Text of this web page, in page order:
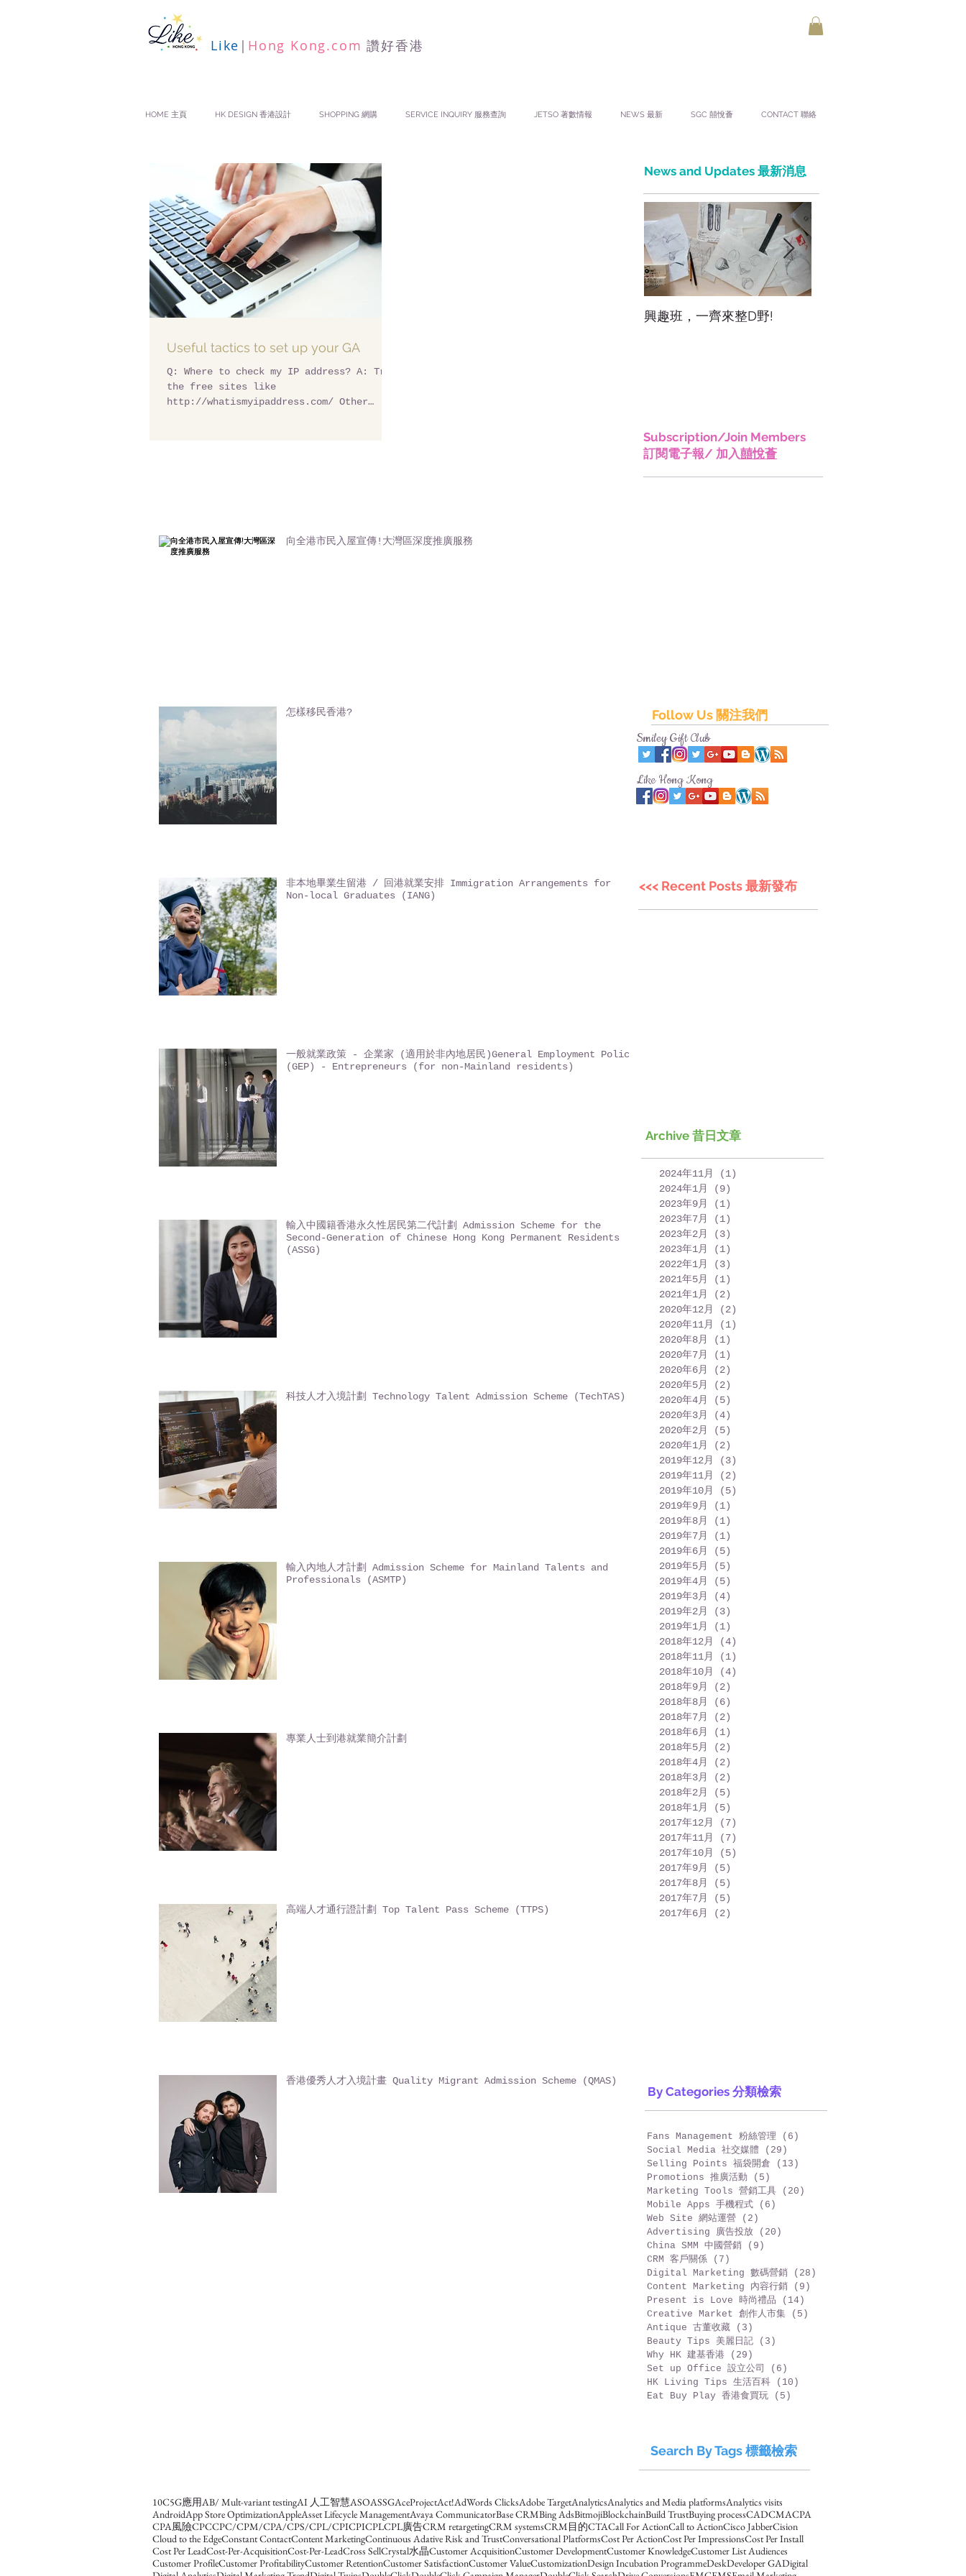
Like | Hong Kong.com 讚好香港
HOME 主頁 HK DESIGN 香港設計 SHOPPING 網購 SERVICE INQUIRY 服務查詢 JETSO 著數情報 NEWS 最新 SGC 囍悅薈 CONTACT 聯絡
Useful tactics to set up your GA
Q: Where to check my IP address? A: Try
the free sites like
http://whatismyipaddress.com/ Other
向全港市民入屋宣傳!大灣區深度推廣服務
怎樣移民香港?
非本地畢業生留港 / 回港就業安排 Immigration Arrangements for
Non-local Graduates (IANG)
一般就業政策 - 企業家 (適用於非內地居民)General Employment Policy
(GEP) - Entrepreneurs (for non-Mainland residents)
輸入中國籍香港永久性居民第二代計劃 Admission Scheme for the
Second-Generation of Chinese Hong Kong Permanent Residents
(ASSG)
科技人才入境計劃 Technology Talent Admission Scheme (TechTAS)
輸入內地人才計劃 Admission Scheme for Mainland Talents and
Professionals (ASMTP)
專業人士到港就業簡介計劃
高端人才通行證計劃 Top Talent Pass Scheme (TTPS)
香港優秀人才入境計畫 Quality Migrant Admission Scheme (QMAS)
News and Updates 最新消息
興趣班，一齊來整D野!
Subscription/Join Members
訂閱電子報/ 加入囍悅薈
Follow Us 關注我們
Smiley Gift Club
Like Hong Kong
<<< Recent Posts 最新發布
Archive 昔日文章
2024年11月 (1)
2024年1月
(9)
2023年9月
(1)
2023年7月
(1)
2023年2月
(3)
2023年1月
(1)
2022年1月
(3)
2021年5月
(1)
2021年1月
(2)
2020年12月
(2)
2020年11月
(1)
2020年8月
(1)
2020年7月
(1)
2020年6月
(2)
2020年5月
(2)
2020年4月
(5)
2020年3月
(4)
2020年2月
(5)
2020年1月
(2)
2019年12月
(3)
2019年11月
(2)
2019年10月
(5)
2019年9月
(1)
2019年8月
(1)
2019年7月
(1)
2019年6月
(5)
2019年5月
(5)
2019年4月
(5)
2019年3月
(4)
2019年2月
(3)
2019年1月
(1)
2018年12月
(4)
2018年11月
(1)
2018年10月
(4)
2018年9月
(2)
2018年8月
(6)
2018年7月
(2)
2018年6月
(1)
2018年5月
(2)
2018年4月
(2)
2018年3月
(2)
2018年2月
(5)
2018年1月
(5)
2017年12月
(7)
2017年11月
(7)
2017年10月
(5)
2017年9月
(5)
2017年8月
(5)
2017年7月
(5)
2017年6月
(2)
By Categories 分類檢索
Fans Management 粉絲管理 (6)
Social Media 社交媒體
(29)
Selling Points 福袋開倉
(13)
Promotions 推廣活動
(5)
Marketing Tools 營銷工具
(20)
Mobile Apps 手機程式
(6)
Web Site 網站運營
(2)
Advertising 廣告投放
(20)
China SMM 中國營銷
(9)
CRM 客戶關係
(7)
Digital Marketing 數碼營銷
(28)
Content Marketing 內容行銷
(9)
Present is Love 時尚禮品
(14)
Creative Market 創作人市集
(5)
Antique 古董收藏
(3)
Beauty Tips 美麗日記
(3)
Why HK 建基香港
(29)
Set up Office 設立公司
(6)
HK Living Tips 生活百科
(10)
Eat Buy Play 香港食買玩
(5)
Search By Tags 標籤檢索
10C5G應用AB/ Mult-variant testingAI 人工智慧ASOASSGAceProjectAct!AdWords ClicksAdobe TargetAnalyticsAnalytics and Media platformsAnalytics visits
AndroidApp Store OptimizationAppleAsset Lifecycle ManagementAvaya CommunicatorBase CRMBing AdsBitmojiBlockchainBuild TrustBuying processCADCMACPA
CPA風險CPCCPC/CPM/CPA/CPS/CPL/CPICPICPLCPL廣告CRM retargetingCRM systemsCRM目的CTACall For ActionCall to ActionCisco JabberCision
Cloud to the EdgeConstant ContactContent MarketingContinuous Adative Risk and TrustConversational PlatformsCost Per ActionCost Per ImpressionsCost Per Install
Cost Per LeadCost-Per-AcquisitionCost-Per-LeadCross SellCrystal水晶Customer AcquisitionCustomer DevelopmentCustomer KnowledgeCustomer List Audiences
Customer ProfileCustomer ProfitabilityCustomer RetentionCustomer SatisfactionCustomer ValueCustomizationDesign Incubation ProgrammeDeskDeveloper GADigital